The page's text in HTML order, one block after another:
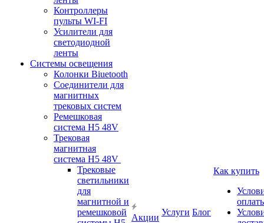
Контроллеры
пульты WI-FI
Усилители для
светодиодной
ленты
Системы освещения
Колонки Biuetooth
Соединители для
магнитных
трековых систем
Ремешковая
система H5 48V
Трековая
магнитная
система H5 48V
Трековые
светильники
для
магнитной и
ремешковой
Акции
Услуги Блог
Как купить